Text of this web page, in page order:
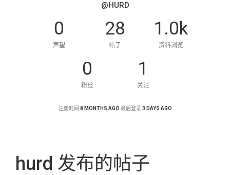
@HURD
0
声望
28
帖子
1.0k
资料浏览
0
粉丝
1
关注
注册时间 8 MONTHS AGO 最后登录 3 DAYS AGO
hurd 发布的帖子